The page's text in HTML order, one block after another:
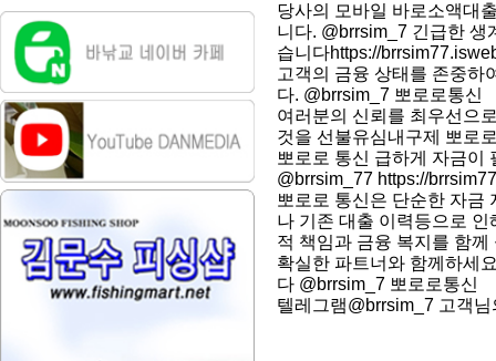
당사의 모바일 바로소액대
니다. @brrsim_7 긴급한
습니다https://
고객의 금융 상태를 존중하
다. @brrsim_7 뽀로로통신
여러분의 신뢰를 최우선으
것을 선불유심내구제 뽀로
뽀로로 통신 급하게 자금이
@brrsim_77 https://
뽀로로 통신은 단순한 자금
나 기존 대출 이력등으로
적 책임과 금융 복지를 함
확실한 파트너와 함께하세
다 @brrsim_7 뽀로로통신
텔레그램@brrsim_7 고객